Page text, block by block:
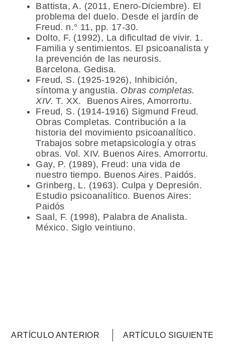
Battista, A. (2011, Enero-Diciembre). El
problema del duelo. Desde el jardín de
Freud. n.° 11, pp. 17-30.
Dolto, F. (1992), La dificultad de vivir. 1.
Familia y sentimientos. El psicoanalista y
la prevención de las neurosis.
Barcelona. Gedisa.
Freud, S. (1925-1926), Inhibición,
síntoma y angustia. Obras completas.
XIV. T. XX. Buenos Aires, Amorrortu.
Freud, S. (1914-1916) Sigmund Freud.
Obras Completas. Contribución a la
historia del movimiento psicoanalítico.
Trabajos sobre metapsicología y otras
obras. Vol. XIV. Buenos Aires. Amorrortu.
Gay, P. (1989), Freud: una vida de
nuestro tiempo. Buenos Aires. Paidós.
Grinberg, L. (1963). Culpa y Depresión.
Estudio psicoanalítico. Buenos Aires:
Paidós
Saal, F. (1998), Palabra de Analista.
México. Siglo veintiuno.
ARTÍCULO ANTERIOR ARTÍCULO SIGUIENTE